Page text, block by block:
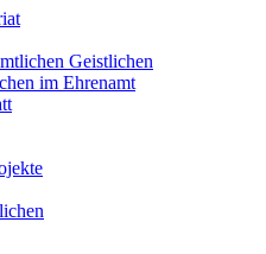
Geistlichen
im Ehrenamt